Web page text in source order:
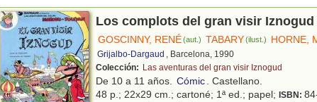
Los complots del gran visir Iznogud
GOSCINNY, RENÉ(aut.) TABARY(ilust.) HORNE,
Grijalbo-Dargaud , Barcelona, 1990
Colección: Las aventuras del gran visir Iznogud
De 10 a 11 años. Cómic. Castellano.
48 p.; 22x29 cm.; cartoné; 1ª ed.; papel; ISBN: